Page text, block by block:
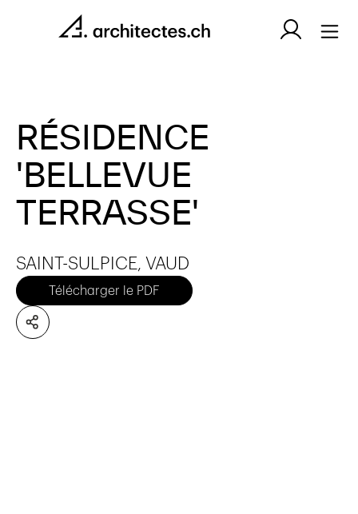
RÉSIDENCE
'BELLEVUE
TERRASSE'
SAINT-SULPICE, VAUD
Télécharger le PDF